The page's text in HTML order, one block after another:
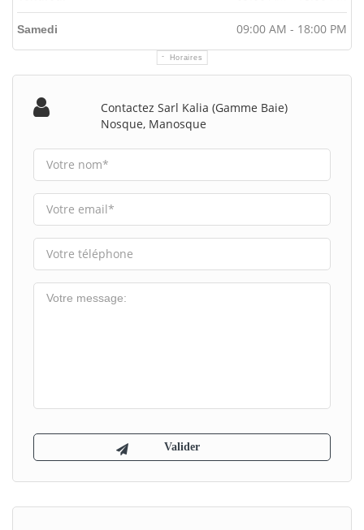
Horaires
Samedi 09:00 AM - 18:00 PM
Contactez Sarl Kalia (gamme Baie)
Nosque, Manosque